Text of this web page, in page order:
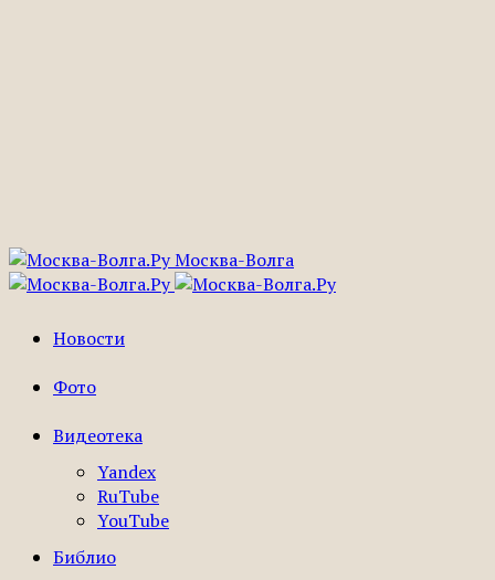
Москва-Волга
Новости
Фото
Видеотека
Yandex
RuTube
YouTube
Библио